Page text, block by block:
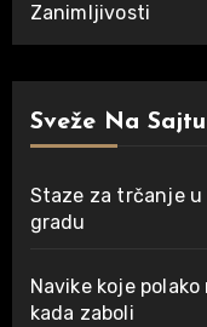
Zanimljivosti
Sveže Na Sajtu
Staze za trčanje
gradu
Navike koje
kada zaboli